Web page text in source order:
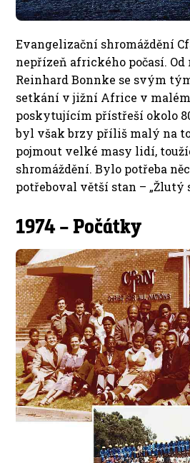
Evangelizační shromáždění
nepřízeň afrického počasí. Od
Reinhard Bonnke se svým
setkání v jižní Africe v
poskytujícím přístřeší okolo
byl však brzy příliš malý na
pojmout velké masy lidí,
shromáždění. Bylo potřeba
potřeboval větší stan – „Žlutý
1974 – Počátky